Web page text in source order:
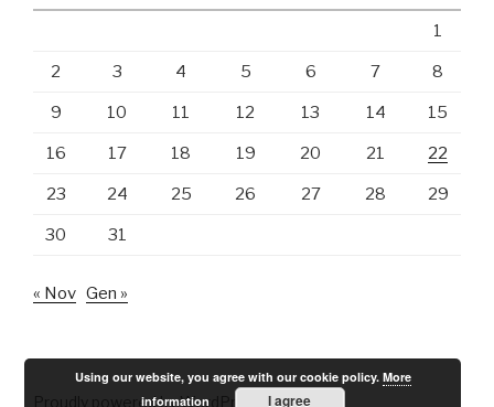
1
2 3 4 5 6 7 8
9 10 11 12 13 14 15
16 17 18 19 20 21 22
23 24 25 26 27 28 29
30 31
« Nov Gen »
Proudly powered by WordPress
Using our website, you agree with our cookie policy. More
information
I agree